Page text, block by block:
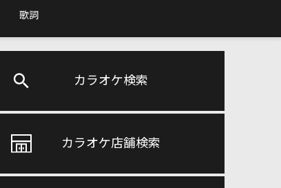
歌詞
カラオケ検索
カラオケ店舗検索